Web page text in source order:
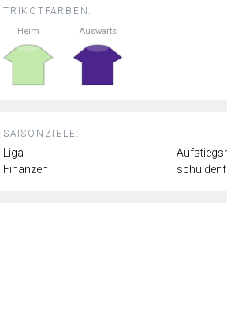
TRIKOTFARBEN:
Heim Auswärts
SAISONZIELE:
Liga
Finanzen